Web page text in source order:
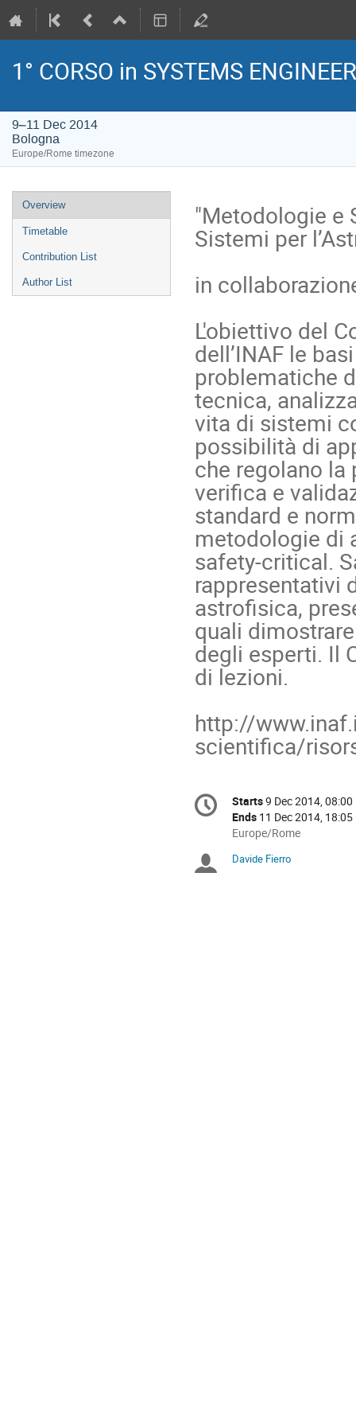
1° CORSO in SYSTEMS
9–11 Dec 2014
Bologna
Europe/Rome timezone
Event
menu
Overview
Timetable
Contribution List
Author List
"Metodologie e
Sistemi per
in
L'obiettivo del
dell’INAF le
problematiche
tecnica,
vita di sistemi
possibilità di
che regolano la
verifica e
standard e
metodologie di
safety-critical.
rappresentativi
astrofisica,
quali
degli esperti. Il
di lezioni.
http://
scientifica/
Conference
information
Date/Time
Starts9 Dec 2014, 08:00
Ends 11 Dec 2014, 18:05
All
are
Europe/Rome
Chairpersons
Davide Fierro